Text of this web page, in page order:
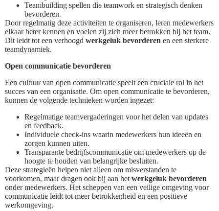
Teambuilding spellen die teamwork en strategisch denken
bevorderen.
Door regelmatig deze activiteiten te organiseren, leren medewerkers
elkaar beter kennen en voelen zij zich meer betrokken bij het team.
Dit leidt tot een verhoogd werkgeluk bevorderen en een sterkere
teamdynamiek.
Open communicatie bevorderen
Een cultuur van open communicatie speelt een cruciale rol in het
succes van een organisatie. Om open communicatie te bevorderen,
kunnen de volgende technieken worden ingezet:
Regelmatige teamvergaderingen voor het delen van updates
en feedback.
Individuele check-ins waarin medewerkers hun ideeën en
zorgen kunnen uiten.
Transparante bedrijfscommunicatie om medewerkers op de
hoogte te houden van belangrijke besluiten.
Deze strategieën helpen niet alleen om misverstanden te
voorkomen, maar dragen ook bij aan het werkgeluk bevorderen
onder medewerkers. Het scheppen van een veilige omgeving voor
communicatie leidt tot meer betrokkenheid en een positieve
werkomgeving.